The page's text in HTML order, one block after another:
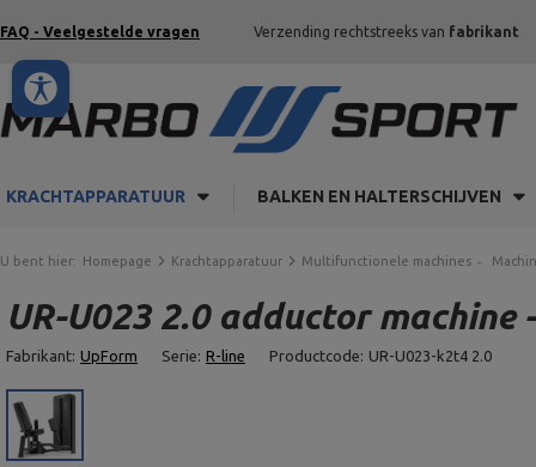
FAQ - Veelgestelde vragen Verzending rechtstreeks van fabrikant
KRACHTAPPARATUUR BALKEN EN HALTERSCHIJVEN
U bent hier: Homepage Krachtapparatuur Multifunctionele machines
UR-U023 2.0 adductor machine
Fabrikant: UpForm Serie: R-line Productcode: UR-U023-k2t4 2.0